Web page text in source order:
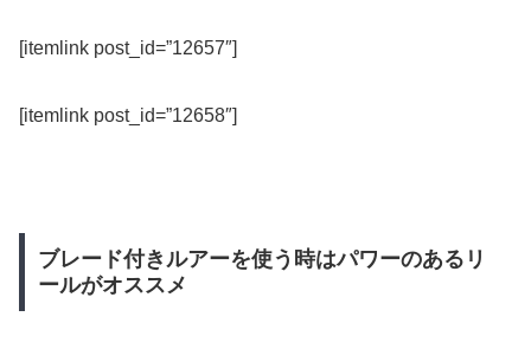
[itemlink post_id=”12657″]
[itemlink post_id=”12658″]
ブレード付きルアーを使う時はパワーのあるリ
ールがオススメ